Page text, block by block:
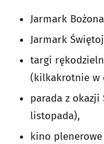
Jarmark
Jarmark
targi
(kilkakrotnie w
parada z okazji
listopada),
kino